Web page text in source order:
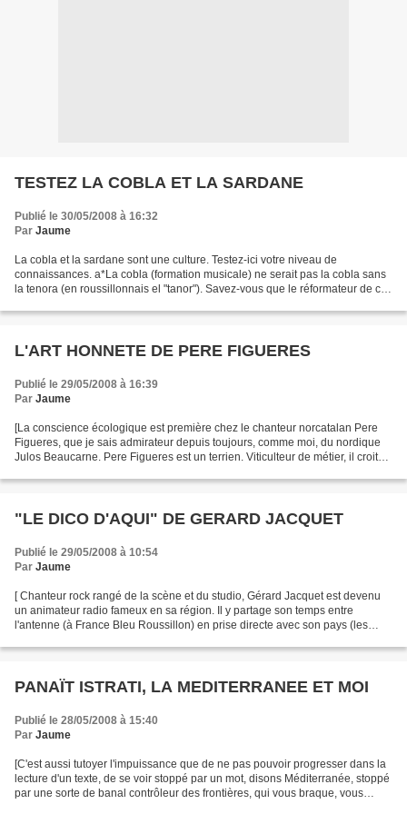
TESTEZ LA COBLA ET LA SARDANE
Publié le 30/05/2008 à 16:32
Par Jaume
La cobla et la sardane sont une culture. Testez-ici votre niveau de
connaissances. a*La cobla (formation musicale) ne serait pas la cobla sans
la tenora (en roussillonnais el "tanor"). Savez-vous que le réformateur de cet
L'ART HONNETE DE PERE FIGUERES
Publié le 29/05/2008 à 16:39
Par Jaume
[La conscience écologique est première chez le chanteur norcatalan Pere
Figueres, que je sais admirateur depuis toujours, comme moi, du nordique
Julos Beaucarne. Pere Figueres est un terrien. Viticulteur de métier, il croit
"LE DICO D'AQUI" DE GERARD JACQUET
Publié le 29/05/2008 à 10:54
Par Jaume
[ Chanteur rock rangé de la scène et du studio, Gérard Jacquet est devenu
un animateur radio fameux en sa région. Il y partage son temps entre
l'antenne (à France Bleu Roussillon) en prise directe avec son pays (les
PANAÏT ISTRATI, LA MEDITERRANEE ET MOI
Publié le 28/05/2008 à 15:40
Par Jaume
[C'est aussi tutoyer l'impuissance que de ne pas pouvoir progresser dans la
lecture d'un texte, de se voir stoppé par un mot, disons Méditerranée, stoppé
par une sorte de banal contrôleur des frontières, qui vous braque, vous